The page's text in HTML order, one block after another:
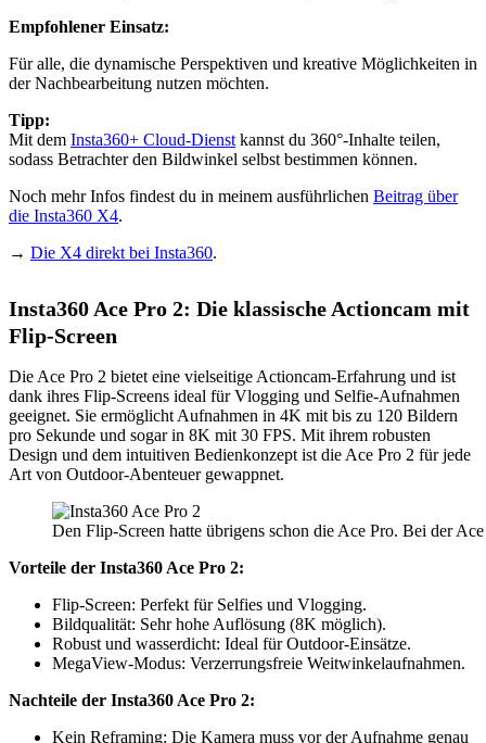
Empfohlener Einsatz:
Für alle, die dynamische Perspektiven und kreative Möglichkeiten in
der Nachbearbeitung nutzen möchten.
Tipp:
Mit dem Insta360+ Cloud-Dienst kannst du 360°-Inhalte teilen,
sodass Betrachter den Bildwinkel selbst bestimmen können.
Noch mehr Infos findest du in meinem ausführlichen Beitrag über
die Insta360 X4.
→ Die X4 direkt bei Insta360.
Insta360 Ace Pro 2: Die klassische Actioncam mit
Flip-Screen
Die Ace Pro 2 bietet eine vielseitige Actioncam-Erfahrung und ist
dank ihres Flip-Screens ideal für Vlogging und Selfie-Aufnahmen
geeignet. Sie ermöglicht Aufnahmen in 4K mit bis zu 120 Bildern
pro Sekunde und sogar in 8K mit 30 FPS. Mit ihrem robusten
Design und dem intuitiven Bedienkonzept ist die Ace Pro 2 für jede
Art von Outdoor-Abenteuer gewappnet.
Den Flip-Screen hatte übrigens schon die Ace Pro. Bei der
Vorteile der Insta360 Ace Pro 2:
Flip-Screen: Perfekt für Selfies und Vlogging.
Bildqualität: Sehr hohe Auflösung (8K möglich).
Robust und wasserdicht: Ideal für Outdoor-Einsätze.
MegaView-Modus: Verzerrungsfreie Weitwinkelaufnahmen.
Nachteile der Insta360 Ace Pro 2:
Kein Reframing: Die Kamera muss vor der Aufnahme genau